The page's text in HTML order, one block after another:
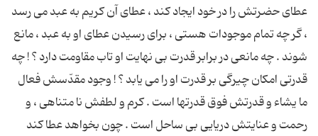
عطای حضرتش را در خود ایجاد کند ، عطای آن کریم به عبد می رسد
، گر چه تمام موجودات هستی ، برای رسیدن عطای او به عبد ، مانع
شوند . چه مانعی در برابر قدرت بی نهایت او تاب مقاومت دارد ؟ ! چه
قدرتی امکان چیرگی بر قدرت او را می یابد ؟ ! وجود مقدّسش فعال
ما یشاء و قدرتش فوق قدرتها است . کرم و لطفش نا متناهی ، و
رحمت و عنایتش دریایی بی ساحل است . چون بخواهد عطا کند